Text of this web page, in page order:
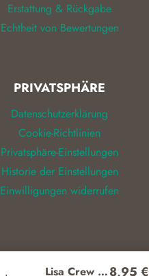
Erstattung & Rückgabe
Echtheit von Bewertungen
PRIVATSPHÄRE
Datenschutzerklärung
Cookie-Richtlinien
Privatsphäre-Einstellungen
Historie der Einstellungen
Einwilligungen widerrufen
© 2026 ALIZEL Lisa Crew Neck Women T-Shirt Stedman8,95€